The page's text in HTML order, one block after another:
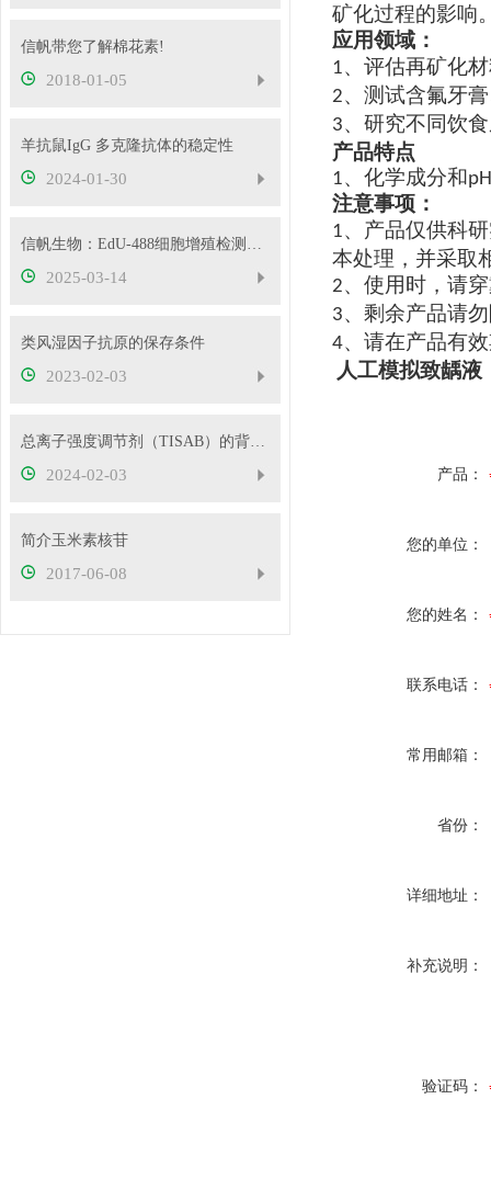
信帆带您了解棉花素!
2018-01-05
羊抗鼠IgG 多克隆抗体的稳定性
2024-01-30
信帆生物：EdU-488细胞增殖检测试剂盒的正确使用方法
2025-03-14
类风湿因子抗原的保存条件
2023-02-03
总离子强度调节剂（TISAB）的背景介绍
2024-02-03
简介玉米素核苷
2017-06-08
矿化过程的影响
应用领域：
1、评估再矿化
2、 测试含氟牙
3、 研究不同饮
产品特点
1、 化学成分和pH
注意事项：
1、产品仅供科
本处理，并采取
2、使用时，请
3、剩余产品请
4、请在产品有
人工模拟致龋液
产品：
您的单位：
您的姓名：
联系电话：
常用邮箱：
省份：
详细地址：
补充说明：
验证码：